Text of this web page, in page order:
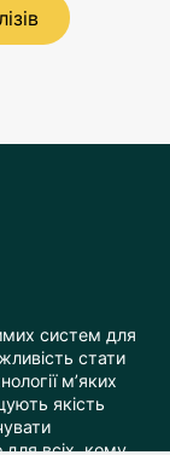
систем для
стати
м’яких
якість
для всіх, кому